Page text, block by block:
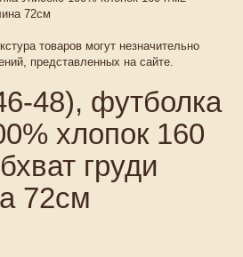
товаров могут незначительно
представленных на сайте.
48), футболка
хлопок 160
груди
72см